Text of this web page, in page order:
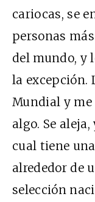
cariocas, se
personas
del mundo, y
la excepción.
Mundial y me
algo. Se
cual tiene
alrededor de
selección